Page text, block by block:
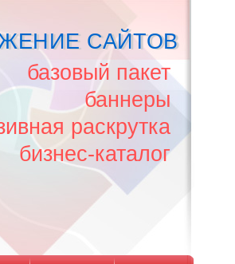
САЙТОВ
базовый пакет
баннеры
раскрутка
бизнес-каталог